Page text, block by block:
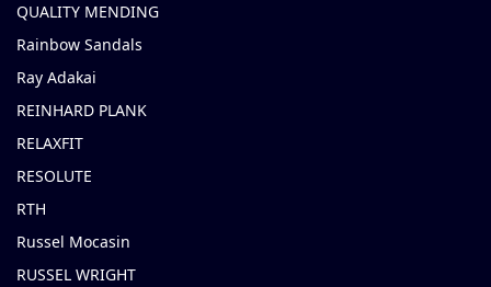
QUALITY MENDING
Rainbow Sandals
Ray Adakai
REINHARD PLANK
RELAXFIT
RESOLUTE
RTH
Russel Mocasin
RUSSEL WRIGHT